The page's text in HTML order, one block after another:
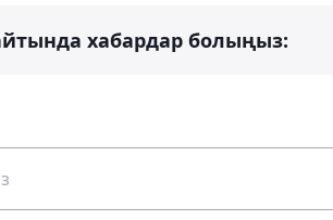
хабардар болыңыз: